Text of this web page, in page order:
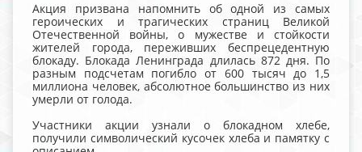
Акция призвана напомнить об одной из самых
героических и трагических страниц Великой
Отечественной войны, о мужестве и стойкости
жителей города, переживших беспрецедентную
блокаду. Блокада Ленинграда длилась 872 дня. По
разным подсчетам погибло от 600 тысяч до 1,5
миллиона человек, абсолютное большинство из них
умерли от голода.
Участники акции узнали о блокадном хлебе,
получили символический кусочек хлеба и памятку с